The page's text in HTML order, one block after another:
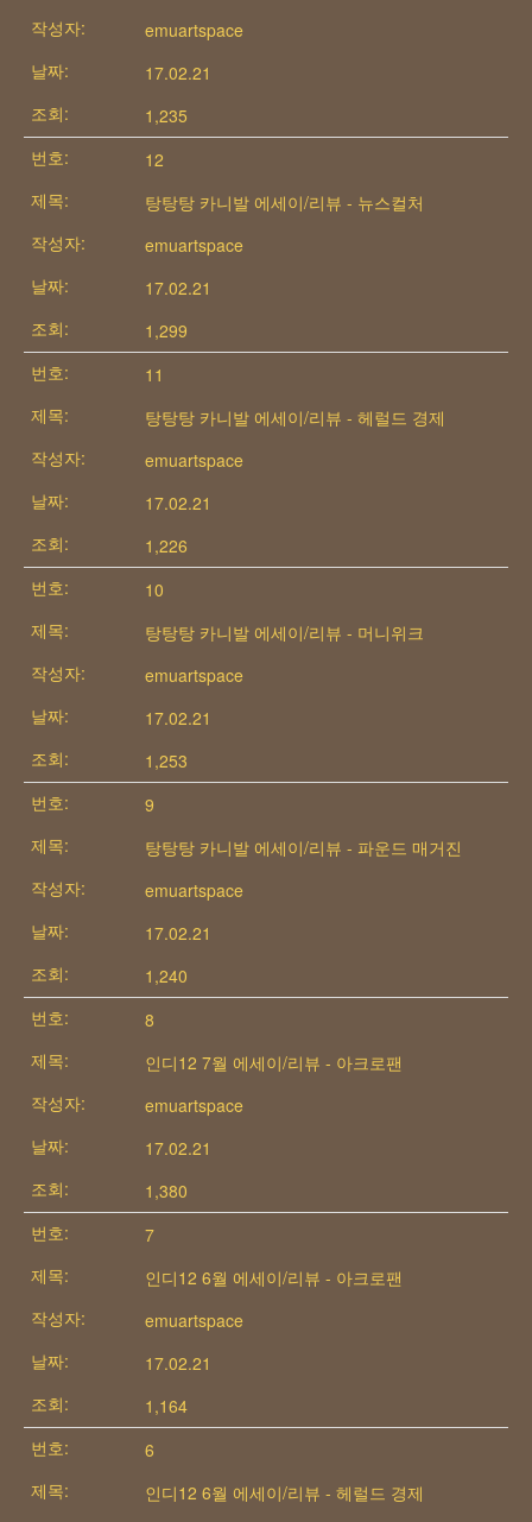
emuartspace
17.02.21
1,235
12
탕탕탕 카니발 에세이/리뷰 - 뉴스컬처
emuartspace
17.02.21
1,299
11
탕탕탕 카니발 에세이/리뷰 - 헤럴드 경제
emuartspace
17.02.21
1,226
10
탕탕탕 카니발 에세이/리뷰 - 머니위크
emuartspace
17.02.21
1,253
9
탕탕탕 카니발 에세이/리뷰 - 파운드 매거진
emuartspace
17.02.21
1,240
8
인디12 7월 에세이/리뷰 - 아크로팬
emuartspace
17.02.21
1,380
7
인디12 6월 에세이/리뷰 - 아크로팬
emuartspace
17.02.21
1,164
6
인디12 6월 에세이/리뷰 - 헤럴드 경제